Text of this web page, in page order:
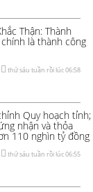
Thận: Thành
là thành công
thứ sáu tuần rồi lúc 06:58
Quy hoạch tỉnh;
nhận và thỏa
110 nghìn tỷ đồng
thứ sáu tuần rồi lúc 06:55